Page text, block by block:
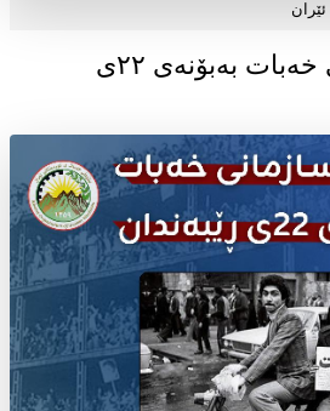
پەیامی سازمانی خەبات بەبۆنەی ۲۲ی